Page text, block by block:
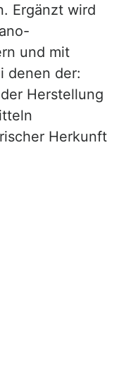
Ergänzt wird
und mit
denen der:
Herstellung
Herkunft